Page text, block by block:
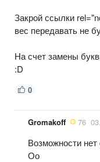
Закрой ссылки
вес передавать не
На счет замены
:D
0
Gromakoff 76
Возможности
Оо